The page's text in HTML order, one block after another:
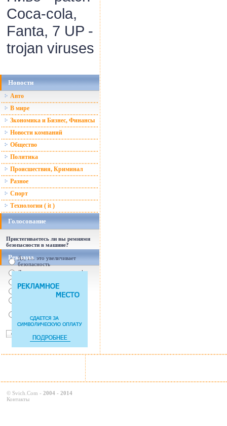
Coca-cola,
Fanta, 7 UP -
trojan viruses
Новости
Авто
В мире
Зкономика и Бизнес, Финансы
Новости компаний
Общество
Политика
Происшествия, Криминал
Разное
Спорт
Технологии ( it )
Голосование
Пристегиваетесь ли вы ремнями
безопасности в машине?
Да, т.к. это увеличивает
безопасность
Да, т.к. увеличились штрафы
Нет, с ремнем не удобно
Нет, Я уверен в себе
пристегива
Реклама
© Svich.Com - 2004 - 2014
Контакты